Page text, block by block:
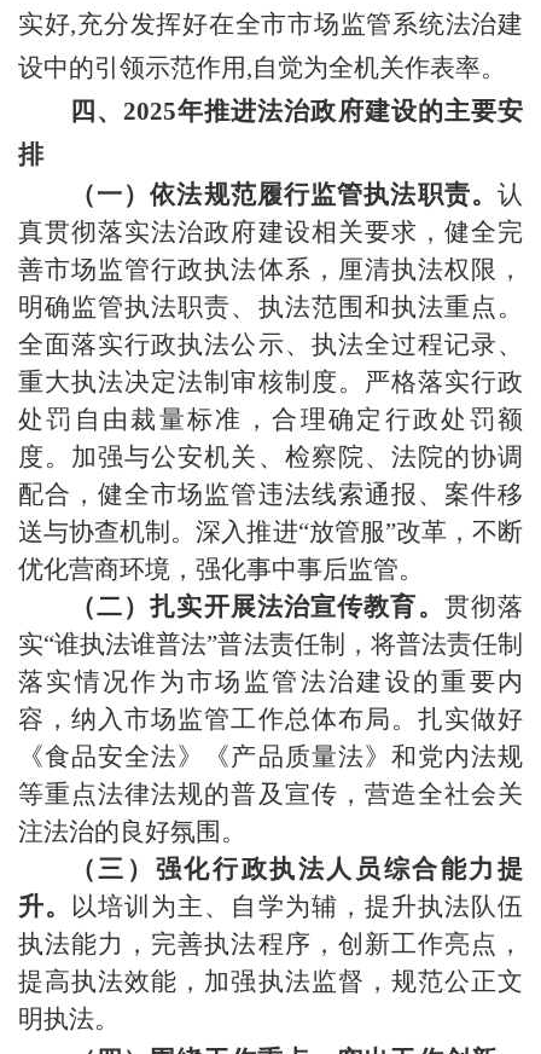
实好,充分发挥好在全市市场监管系统法治建
设中的引领示范作用,自觉为全机关作表率。
四、2025年推进法治政府建设的主要安
排
（一）依法规范履行监管执法职责。认
真贯彻落实法治政府建设相关要求，健全完
善市场监管行政执法体系，厘清执法权限，
明确监管执法职责、执法范围和执法重点。
全面落实行政执法公示、执法全过程记录、
重大执法决定法制审核制度。严格落实行政
处罚自由裁量标准，合理确定行政处罚额
度。加强与公安机关、检察院、法院的协调
配合，健全市场监管违法线索通报、案件移
送与协查机制。深入推进“放管服”改革 ，不断
优化营商环境，强化事中事后监管。
（二）扎实开展法治宣传教育。 贯彻落
实“谁执法谁普法”普法责任制，将普法责任制
落实情况作为市场监管法治建设的重要内
容，纳入市场监管工作总体布局。扎实做好
《食品安全法》《产品质量法》和党内法规
等重点法律法规的普及宣传，营造全社会关
注法治的良好氛围。
（三）强化行政执法人员综合能力提
升。
以培训为主、自学为辅，提升执法队伍
执法能力，完善执法程序，创新工作亮点，
提高执法效能，加强执法监督，规范公正文
明执法。